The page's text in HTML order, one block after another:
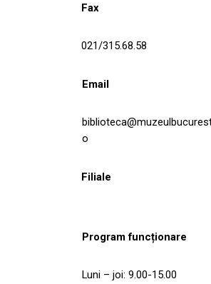
Fax
021/315.68.58
Email
o
Filiale
Program funcționare
Luni – joi: 9.00-15.00